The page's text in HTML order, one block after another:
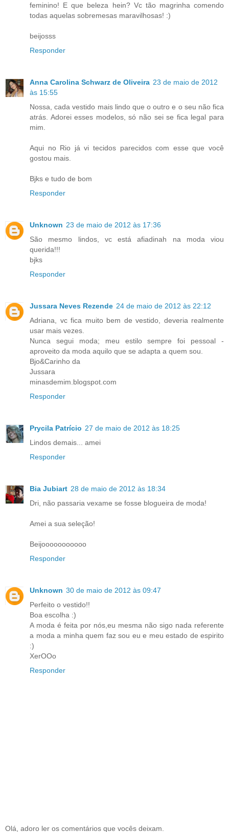
feminino! E que beleza hein? Vc tão magrinha comendo
todas aquelas sobremesas maravilhosas! :)
beijosss
Responder
Anna Carolina Schwarz de Oliveira 23 de maio de 2012
às 15:55
Nossa, cada vestido mais lindo que o outro e o seu não fica
atrás. Adorei esses modelos, só não sei se fica legal para
mim.
Aqui no Rio já vi tecidos parecidos com esse que você
gostou mais.
Bjks e tudo de bom
Responder
Unknown 23 de maio de 2012 às 17:36
São mesmo lindos, vc está afiadinah na moda viou
querida!!!
bjks
Responder
Jussara Neves Rezende 24 de maio de 2012 às 22:12
Adriana, vc fica muito bem de vestido, deveria realmente
usar mais vezes.
Nunca segui moda; meu estilo sempre foi pessoal -
aproveito da moda aquilo que se adapta a quem sou.
Bjo&Carinho da
Jussara
minasdemim.blogspot.com
Responder
Prycila Patrício 27 de maio de 2012 às 18:25
Lindos demais... amei
Responder
Bia Jubiart 28 de maio de 2012 às 18:34
Dri, não passaria vexame se fosse blogueira de moda!
Amei a sua seleção!
Beijooooooooooo
Responder
Unknown 30 de maio de 2012 às 09:47
Perfeito o vestido!!
Boa escolha :)
A moda é feita por nós,eu mesma não sigo nada referente
a moda a minha quem faz sou eu e meu estado de espirito
:)
XerOOo
Responder
Olá, adoro ler os comentários que vocês deixam.